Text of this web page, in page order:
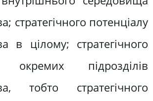
стратегічного потенціалу
в цілому; стратегічного
окремих підрозділів
тобто стратегічного